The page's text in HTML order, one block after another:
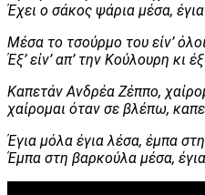
Έχει ο σάκος ψάρια μέσα,
Μέσα το τσούρμο του είν’
Έξ’ είν’ απ’ την Κούλουρη κι
Καπετάν Ανδρέα Ζέππο,
χαίρομαι όταν σε βλέπω,
Έγια μόλα έγια λέσα, έμπα
Έμπα στη βαρκούλα μέσα,